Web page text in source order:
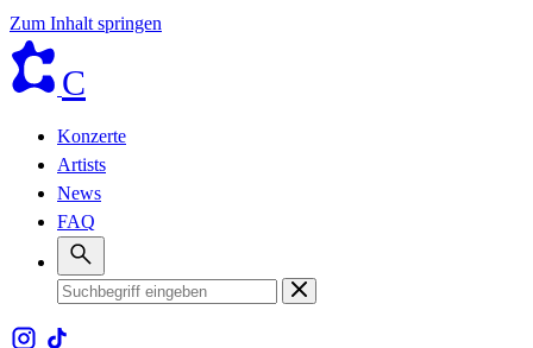
Zum Inhalt springen
C
Konzerte
Artists
News
FAQ